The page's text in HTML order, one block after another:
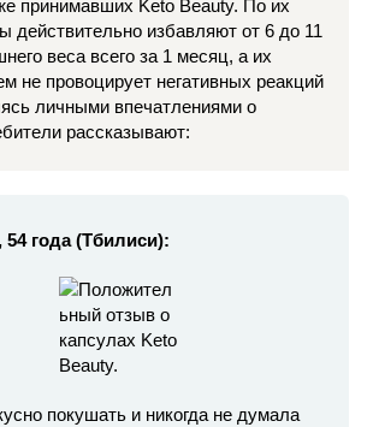
принимавших Keto Beauty. По их
действительно избавляют от 6 до 11
веса всего за 1 месяц, а их
не провоцирует негативных реакций
личными впечатлениями о
рассказывают:
54 года (Тбилиси):
покушать и никогда не думала